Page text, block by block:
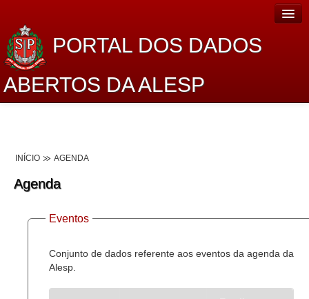
PORTAL DOS DADOS
ABERTOS DA ALESP
Lei de Acesso à Informação
Dados Governamentais Abertos
Planejamento
Catálogo de dados
INÍCIO AGENDA
Agenda
Eventos
Conjunto de dados referente aos eventos da agenda da
Alesp.